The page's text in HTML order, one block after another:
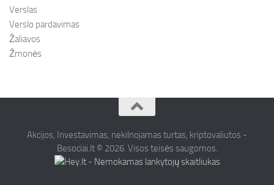
Verslas
Verslo pardavimas
Žaliavos
Žmonės
Akcijos, Investavimas, nekilnojamas turtas, kriptovaliutos -
Besociai.lt © 2026. Visos teisės saugomos.